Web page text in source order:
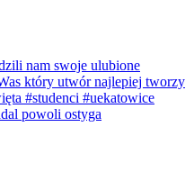
powoli ostyga